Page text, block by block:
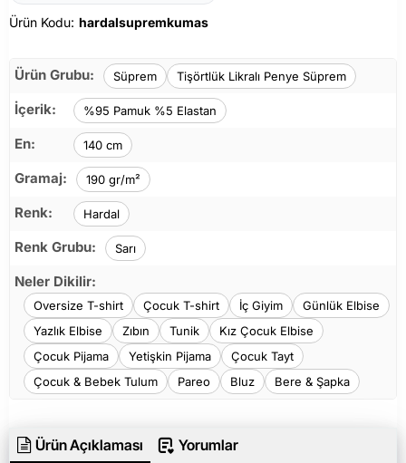
Ürün Kodu: hardalsupremkumas
Ürün Grubu: Süprem Tişörtlük Likralı Penye Süprem
İçerik: %95 Pamuk %5 Elastan
En: 140 cm
Gramaj: 190 gr/m²
Renk: Hardal
Renk Grubu: Sarı
Neler Dikilir:
Oversize T-shirt Çocuk T-shirt İç Giyim
Günlük Elbise
Yazlık Elbise
Zıbın Tunik
Kız Çocuk Elbise
Çocuk Pijama
Yetişkin Pijama
Çocuk Tayt
Çocuk & Bebek Tulum
Pareo Bluz Bere & Şapka
Ürün Açıklaması Yorumlar